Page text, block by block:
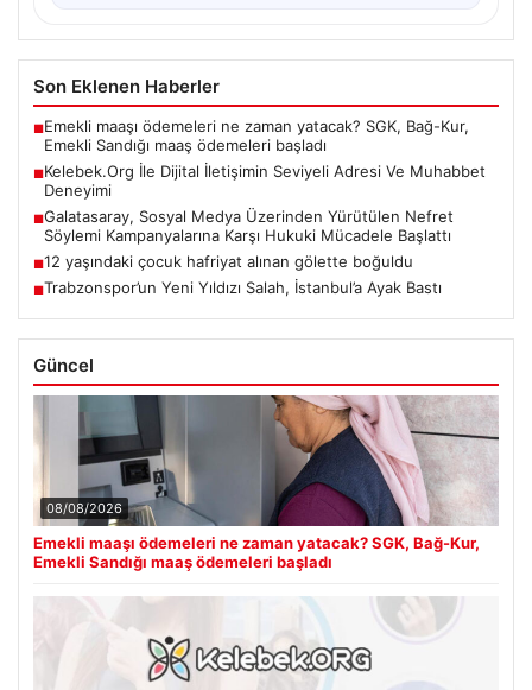
Son Eklenen Haberler
■Emekli maaşı ödemeleri ne zaman yatacak? SGK, Bağ-Kur,
Emekli Sandığı maaş ödemeleri başladı
■Kelebek.Org İle Dijital İletişimin Seviyeli Adresi Ve Muhabbet
Deneyimi
■Galatasaray, Sosyal Medya Üzerinden Yürütülen Nefret
Söylemi Kampanyalarına Karşı Hukuki Mücadele Başlattı
■12 yaşındaki çocuk hafriyat alınan gölette boğuldu
■Trabzonspor’un Yeni Yıldızı Salah, İstanbul’a Ayak Bastı
Güncel
08/08/2026
Emekli maaşı ödemeleri ne zaman yatacak? SGK, Bağ-Kur,
Emekli Sandığı maaş ödemeleri başladı